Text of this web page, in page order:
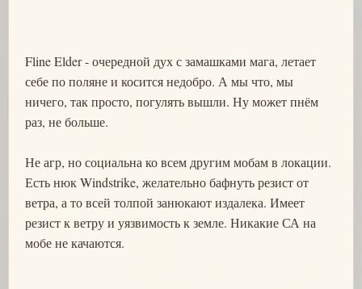
Fline Elder - очередной дух с замашками мага, летает
себе по поляне и косится недобро. А мы что, мы
ничего, так просто, погулять вышли. Ну может пнём
раз, не больше.
Не агр, но социальна ко всем другим мобам в локации.
Есть нюк Windstrike, желательно бафнуть резист от
ветра, а то всей толпой занюкают издалека. Имеет
резист к ветру и уязвимость к земле. Никакие СА на
мобе не качаются.